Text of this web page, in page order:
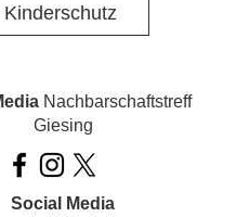
Kinderschutz
Nachbarschaftstreff
Giesing
Social Media